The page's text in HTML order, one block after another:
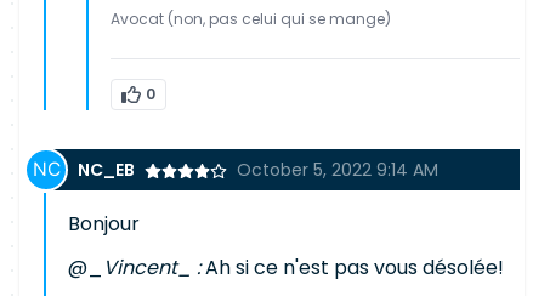
Avocat (non, pas celui qui se mange)
0
NC_EB October 5, 2022 9:14 AM
Bonjour
@_
Vincent_ :Ah si ce n'est pas vous désolée!